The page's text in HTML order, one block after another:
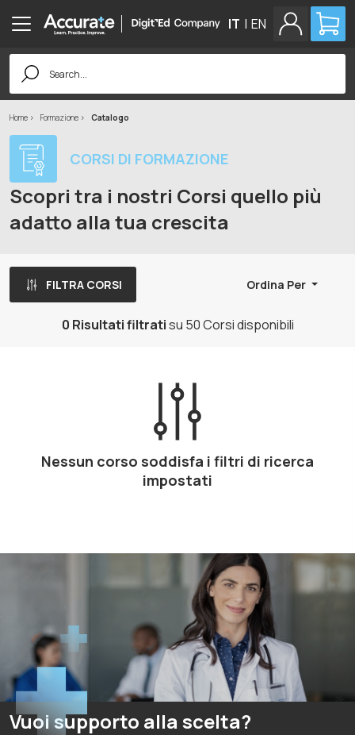
IT | EN
Search
for:
Home Formazione Catalogo
CORSI DI FORMAZIONE
Scopri tra i nostri Corsi quello più
adatto alla tua crescita
FILTRA CORSI Ordina Per
0 Risultati filtratisu 50 Corsi disponibili
Nessun corso soddisfa i filtri di ricerca
impostati
Vuoi supporto alla scelta?